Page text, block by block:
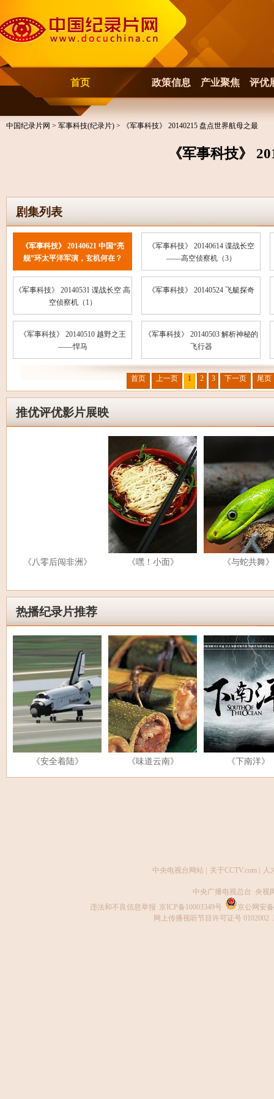
首页 政策信息 产业聚焦 评优
中国纪录片网 > 军事科技(纪录片) > 《军事科技》 20140215 盘点世界航母之最
《军事科技》
剧集列表
《军事科技》 20140621 中国“亮
舰”环太平洋军演，玄机何在？
《军事科技》 20140614 谍战长空
——高空侦察机（3）
《军事科技》 20140531 谍战长空 高
空侦察机（1）
《军事科技》 20140524 飞艇探奇
《军事科技》 20140510 越野之王
——悍马
《军事科技》 20140503 解析神秘的
飞行器
首页 上一页 1 2 3 下一页 尾页
推优评优影片展映
《八零后闯非洲》 《嘿！小面》 《与蛇共舞》
热播纪录片推荐
《安全着陆》 《味道云南》 《下南洋》
中央电视台网站 关于CCTV.com 人
中央广播电视总台 央视
违法和不良信息举报 京ICP备10003349号
京公网安
网上传播视听节目许可证号 0102002